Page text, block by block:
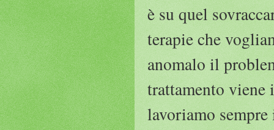
è su quel
terapie che
anomalo il
trattamento
lavoriamo